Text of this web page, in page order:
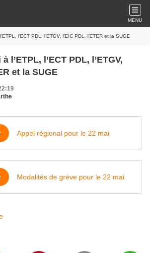
MENU
l’ECT PDL, l’ETGV, l’EIC PDL, l’ETER et la SUGE
l’ETPL, l’ECT PDL, l’ETGV,
et la SUGE
Appel régional pour le 22 mai
Modalités de grève pour le 22 mai